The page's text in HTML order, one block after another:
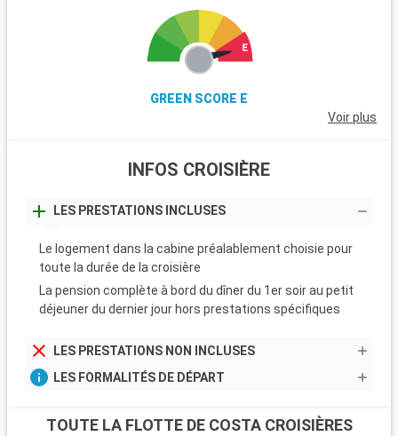
GREEN SCORE E
Voir plus
INFOS CROISIÈRE
LES PRESTATIONS INCLUSES
Le logement dans la cabine préalablement choisie pour
toute la durée de la croisière
La pension complète à bord du dîner du 1er soir au petit
déjeuner du dernier jour hors prestations spécifiques
LES PRESTATIONS NON INCLUSES
LES FORMALITÉS DE DÉPART
TOUTE LA FLOTTE DE COSTA CROISIÈRES